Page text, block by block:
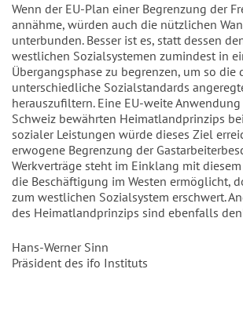
Wenn der EU-Plan einer Begrenzung der
annähme, würden auch die nützlichen
unterbunden. Besser ist es, statt dessen
westlichen Sozialsystemen zumindest in
Übergangsphase zu begrenzen, um so die
unterschiedliche Sozialstandards
herauszufiltern. Eine EU-weite
Schweiz bewährten Heimatlandprinzips
sozialer Leistungen würde dieses Ziel
erwogene Begrenzung der
Werkverträge steht im Einklang mit
die Beschäftigung im Westen ermöglicht,
zum westlichen Sozialsystem erschwert.
des Heimatlandprinzips sind ebenfalls
Hans-Werner Sinn
Präsident des ifo Instituts